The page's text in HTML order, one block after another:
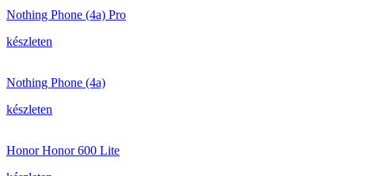
Nothing Phone (4a) Pro
készleten
Nothing Phone (4a)
készleten
Honor Honor 600 Lite